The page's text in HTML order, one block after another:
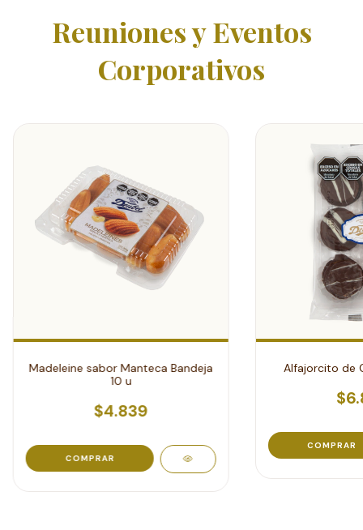
Reuniones y Eventos
Corporativos
Madeleine sabor Manteca Bandeja
10 u
$4.839
COMPRAR
Alfajorcito de
COMPRAR